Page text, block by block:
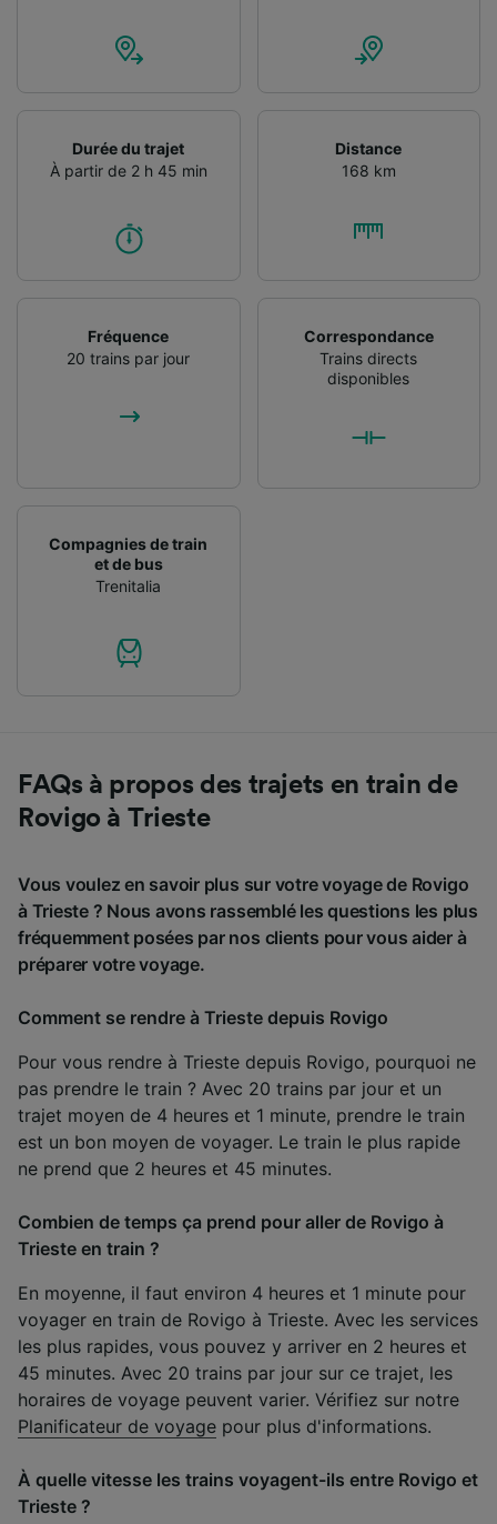
Durée du trajet
À partir de 2 h 45 min
Distance
168 km
Fréquence
20 trains par jour
Correspondance
Trains directs
disponibles
Compagnies de train
et de bus
Trenitalia
FAQs à propos des trajets en train de
Rovigo à Trieste
Vous voulez en savoir plus sur votre voyage de Rovigo
à Trieste ? Nous avons rassemblé les questions les plus
fréquemment posées par nos clients pour vous aider à
préparer votre voyage.
Comment se rendre à Trieste depuis Rovigo
Pour vous rendre à Trieste depuis Rovigo, pourquoi ne
pas prendre le train ? Avec 20 trains par jour et un
trajet moyen de 4 heures et 1 minute, prendre le train
est un bon moyen de voyager. Le train le plus rapide
ne prend que 2 heures et 45 minutes.
Combien de temps ça prend pour aller de Rovigo à
Trieste en train ?
En moyenne, il faut environ 4 heures et 1 minute pour
voyager en train de Rovigo à Trieste. Avec les services
les plus rapides, vous pouvez y arriver en 2 heures et
45 minutes. Avec 20 trains par jour sur ce trajet, les
horaires de voyage peuvent varier. Vérifiez sur notre
Planificateur de voyage pour plus d'informations.
À quelle vitesse les trains voyagent-ils entre Rovigo et
Trieste ?
précises. Analyser activement les
caractéristiques de l’appareil pour
l’identification. Stocker et/ou accéder à des
informations sur un appareil. Publicités et
performance des publicités et du contenu,
études d’audience et développement de
Liste de nos partenaires (fournisseurs)